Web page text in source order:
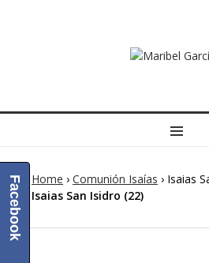
MENU
Home › Comunión Isaías › Isaias
Isaias San Isidro (22)
Facebook